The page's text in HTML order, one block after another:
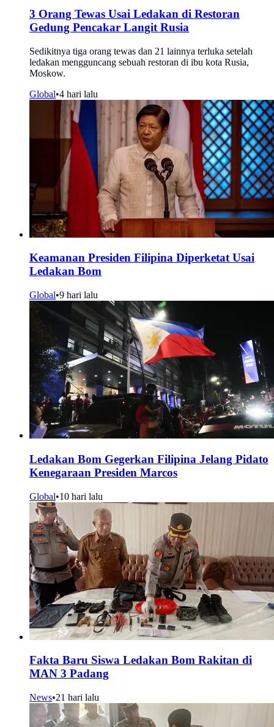
3 Orang Tewas Usai Ledakan di Restoran
Gedung Pencakar Langit Rusia
Sedikitnya tiga orang tewas dan 21 lainnya terluka setelah
ledakan mengguncang sebuah restoran di ibu kota Rusia,
Moskow.
Global•4 hari lalu
Keamanan Presiden Filipina Diperketat Usai
Ledakan Bom
Global•9 hari lalu
Ledakan Bom Gegerkan Filipina Jelang Pidato
Kenegaraan Presiden Marcos
Global•10 hari lalu
Fakta Baru Siswa Ledakan Bom Rakitan di
MAN 3 Padang
News•21 hari lalu